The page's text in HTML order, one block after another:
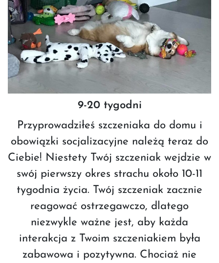
9-20 tygodni
Przyprowadziłeś szczeniaka do domu i
obowiązki socjalizacyjne należą teraz do
Ciebie! Niestety Twój szczeniak wejdzie w
swój pierwszy okres strachu około 10-11
tygodnia życia. Twój szczeniak zacznie
reagować ostrzegawczo, dlatego
niezwykle ważne jest, aby każda
interakcja z Twoim szczeniakiem była
zabawowa i pozytywna. Chociaż nie